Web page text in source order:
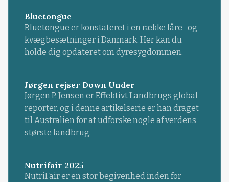
Bluetongue
Bluetongue er konstateret i en række fåre- og
kvægbesætninger i Danmark. Her kan du
holde dig opdateret om dyresygdommen.
Jørgen rejser Down Under
Jørgen P. Jensen er Effektivt Landbrugs global-
reporter, og i denne artikelserie er han draget
til Australien for at udforske nogle af verdens
største landbrug.
Nutrifair 2025
NutriFair er en stor begivenhed inden for